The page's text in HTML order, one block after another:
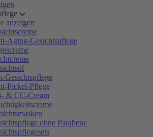
anzeigen
Aging-Gesichtspflege
Gesichtspflege
Pickel-Pflege
& CC-Cream
ohne Parabene